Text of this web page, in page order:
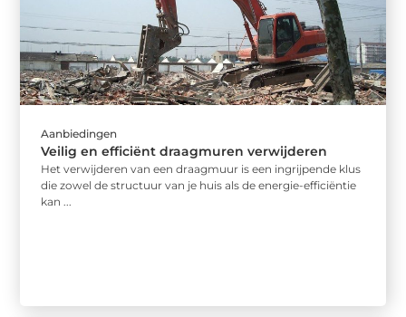
Aanbiedingen
Veilig en efficiënt draagmuren verwijderen
Het verwijderen van een draagmuur is een ingrijpende klus
die zowel de structuur van je huis als de energie-efficiëntie
kan ...